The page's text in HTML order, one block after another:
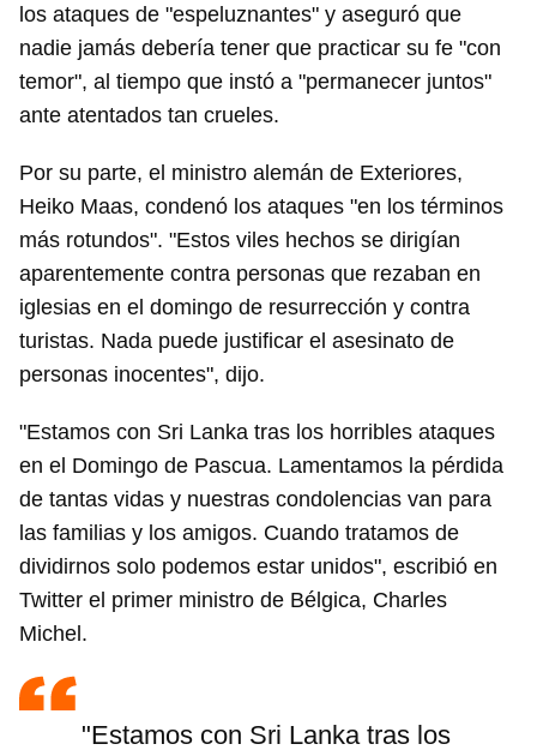
los ataques de "espeluznantes" y aseguró que
nadie jamás debería tener que practicar su fe "con
temor", al tiempo que instó a "permanecer juntos"
ante atentados tan crueles.
Por su parte, el ministro alemán de Exteriores,
Heiko Maas, condenó los ataques "en los términos
más rotundos". "Estos viles hechos se dirigían
aparentemente contra personas que rezaban en
iglesias en el domingo de resurrección y contra
turistas. Nada puede justificar el asesinato de
personas inocentes", dijo.
"Estamos con Sri Lanka tras los horribles ataques
en el Domingo de Pascua. Lamentamos la pérdida
de tantas vidas y nuestras condolencias van para
las familias y los amigos. Cuando tratamos de
dividirnos solo podemos estar unidos", escribió en
Twitter el primer ministro de Bélgica, Charles
Michel.
"Estamos con Sri Lanka tras los